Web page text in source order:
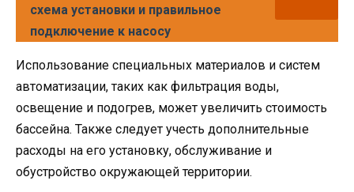
схема установки и правильное
подключение к насосу
Использование специальных материалов и систем
автоматизации, таких как фильтрация воды,
освещение и подогрев, может увеличить стоимость
бассейна. Также следует учесть дополнительные
расходы на его установку, обслуживание и
обустройство окружающей территории.